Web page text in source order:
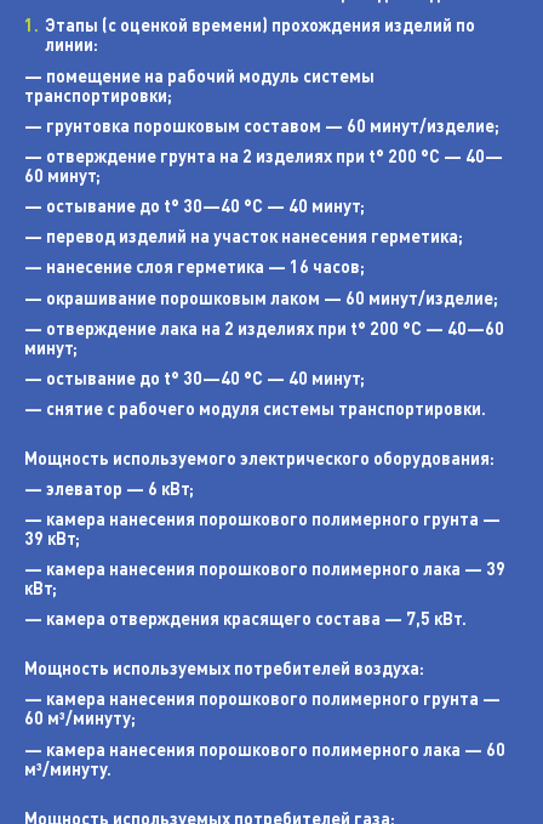
Этапы (с оценкой времени) прохождения изделий по
линии:
— помещение на рабочий модуль системы
транспортировки;
— грунтовка порошковым составом — 60 минут/изделие;
— отверждение грунта на 2 изделиях при t° 200 °C — 40—
60 минут;
— остывание до t° 30—40 °C — 40 минут;
— перевод изделий на участок нанесения герметика;
— нанесение слоя герметика — 16 часов;
— окрашивание порошковым лаком — 60 минут/изделие;
— отверждение лака на 2 изделиях при t° 200 °C — 40—60
минут;
— остывание до t° 30—40 °C — 40 минут;
— снятие с рабочего модуля системы транспортировки.
Мощность используемого электрического оборудования:
— элеватор — 6 кВт;
— камера нанесения порошкового полимерного грунта —
39 кВт;
— камера нанесения порошкового полимерного лака — 39
кВт;
— камера отверждения красящего состава — 7,5 кВт.
Мощность используемых потребителей воздуха:
— камера нанесения порошкового полимерного грунта —
60 м³/минуту;
— камера нанесения порошкового полимерного лака — 60
м³/минуту.
Мощность используемых потребителей газа: